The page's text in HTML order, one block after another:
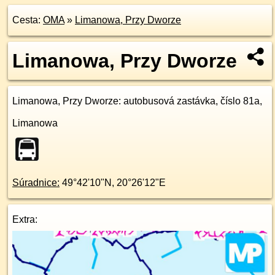
Cesta: OMA» Limanowa, Przy Dworze
Limanowa, Przy Dworze
Limanowa, Przy Dworze: autobusová zastávka, číslo 81a,
Limanowa
Súradnice: 49°42'10"N , 20°26'12"E
Extra: